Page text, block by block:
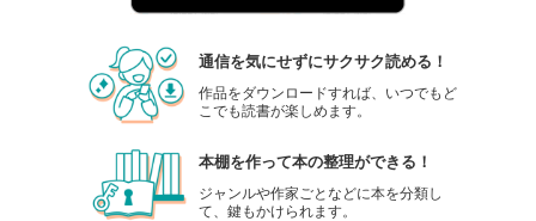
通信を気にせずにサクサク読める！
作品をダウンロードすれば、いつでもど
こでも読書が楽しめます。
本棚を作って本の整理ができる！
ジャンルや作家ごとなどに本を分類し
て、鍵もかけられます。